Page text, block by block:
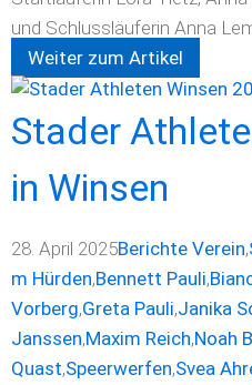
und Schlussläuferin Anna
Weiter zum Artikel
Stader
in Winsen
28. April 2025Berichte Verein,
m Hürden,Bennett Pauli,
Vorberg,Greta Pauli,Janika
Janssen,Maxim Reich,Noah
Quast,Speerwerfen,Svea